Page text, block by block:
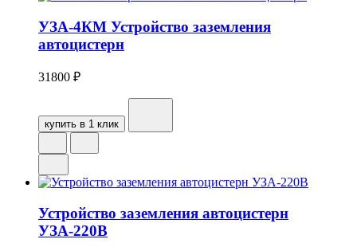
УЗА-4КМ Устройство заземления
автоцистерн
31800 ₽
купить в 1 клик
Устройство заземления автоцистерн
УЗА-220В